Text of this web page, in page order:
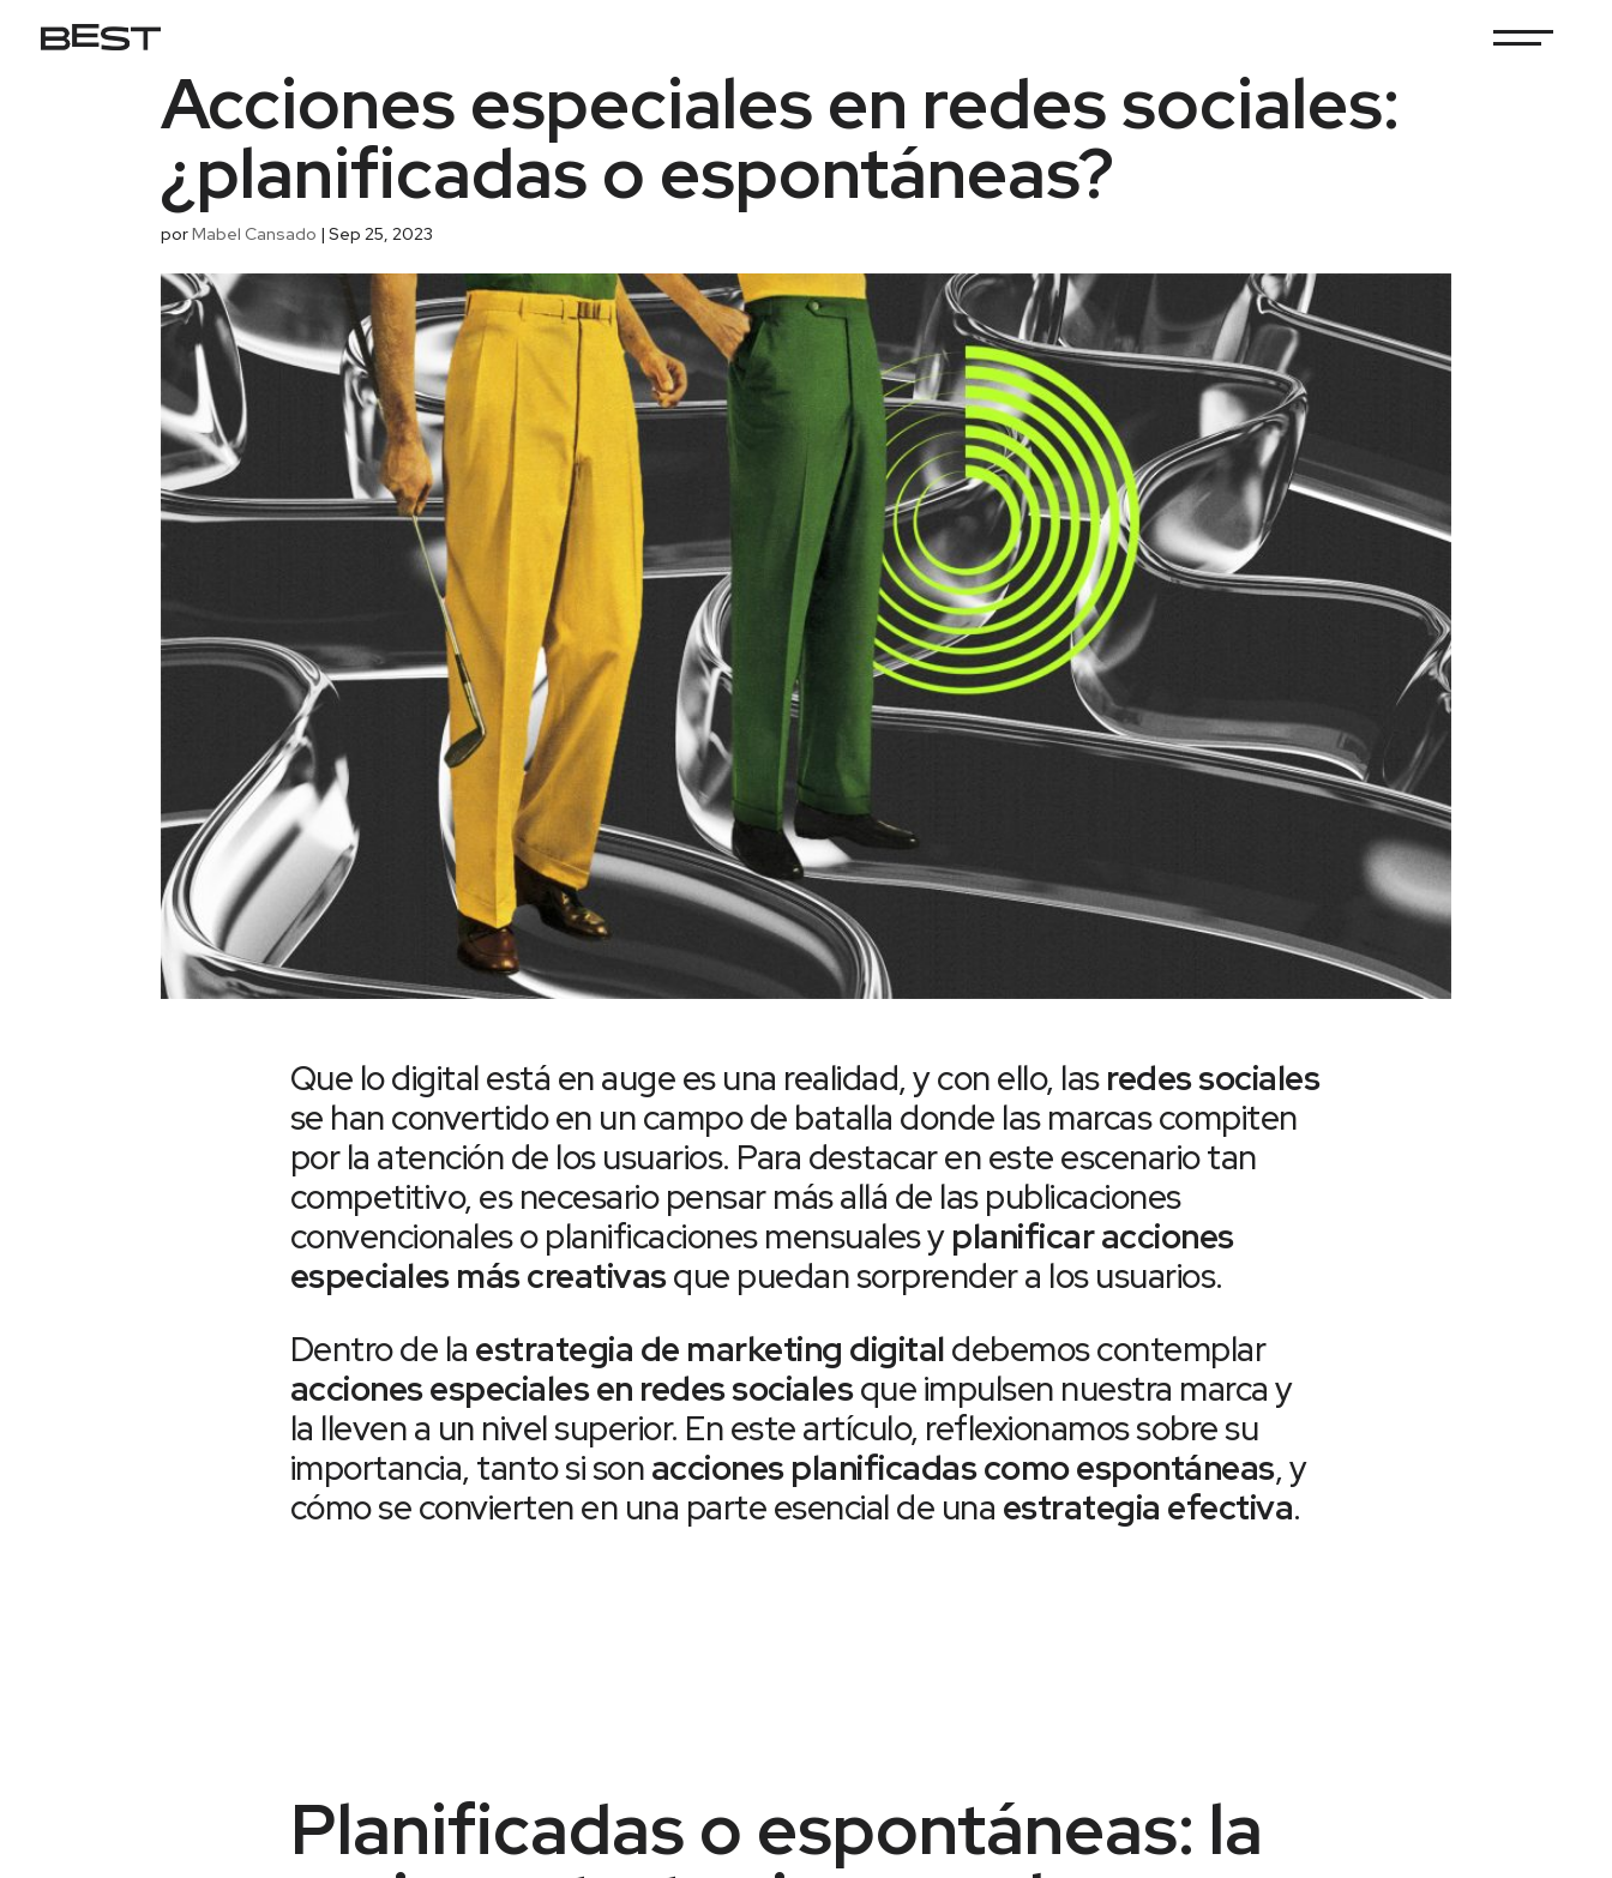
Acciones especiales en redes sociales:
¿planificadas o espontáneas?
porMabel Cansado |Sep 25, 2023
Que lo digital está en auge es una realidad, y con ello, lasredes sociales
se han convertido en un campo de batalla donde las marcas compiten
por la atención de los usuarios. Para destacar en este escenario tan
competitivo, es necesario pensar más allá de las publicaciones
convencionales o planificaciones mensuales yplanificar acciones
especiales más creativasque puedan sorprender a los usuarios.
Dentro de la estrategia de marketing digitaldebemos contemplar
acciones especiales en redes socialesque impulsen nuestra marca y
la lleven a un nivel superior. En este artículo, reflexionamos sobre su
importancia, tanto si sonacciones planificadas como espontáneas, y
cómo se convierten en una parte esencial de una estrategia efectiva.
Planificadas o espontáneas: la